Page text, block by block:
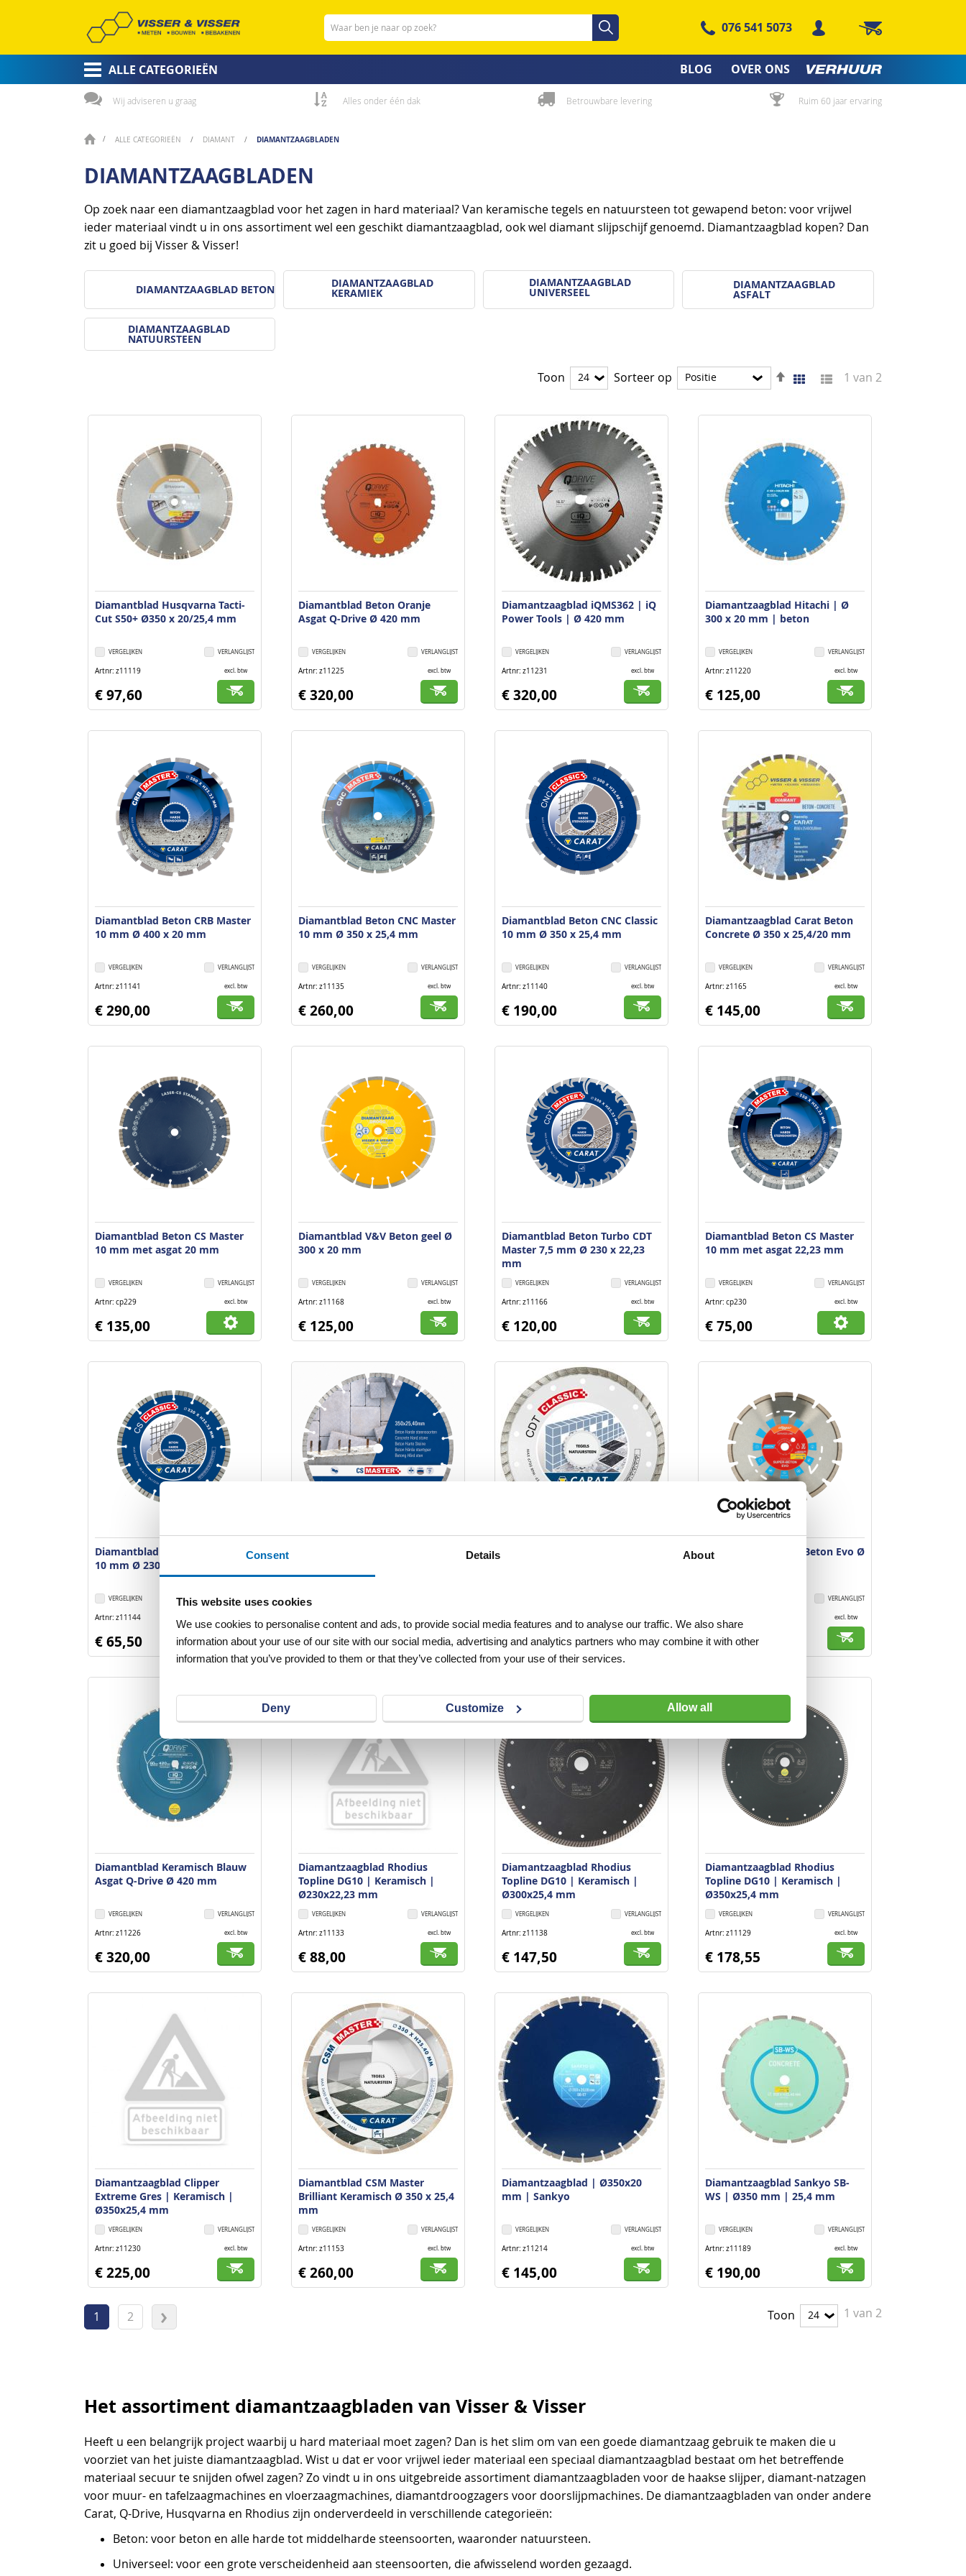
Consent Details About
This website uses cookies
We use cookies to personalise content and ads, to provide social media features and to analyse our traffic. We also share
information about your use of our site with our social media, advertising and analytics partners who may combine it with other
information that you’ve provided to them or that they’ve collected from your use of their services.
Deny Customize Allow all
Zoeken Zoeken
076 541 5073 Winkelwagen
ALLE CATEGORIEËN BLOG OVER ONS
Wij adviseren u graag Alles onder één dak Betrouwbare levering Ruim 60 jaar ervaring
ALLE CATEGORIEËN DIAMANT DIAMANTZAAGBLADEN
DIAMANTZAAGBLADEN
Op zoek naar een diamantzaagblad voor het zagen in hard materiaal? Van keramische tegels en natuursteen tot gewapend beton: voor vrijwel
ieder materiaal vindt u in ons assortiment wel een geschikt diamantzaagblad, ook wel diamant slijpschijf genoemd. Diamantzaagblad kopen? Dan
zit u goed bij Visser & Visser!
DIAMANTZAAGBLAD BETON DIAMANTZAAGBLAD
KERAMIEK
DIAMANTZAAGBLAD
UNIVERSEEL
DIAMANTZAAGBLAD
ASFALT
DIAMANTZAAGBLAD
NATUURSTEEN
Tonen
Foto-
tabel
Lijst
1 van 2
Toon Sorteer op
Van
naar
sorteren
Diamantblad Husqvarna Tacti-
Cut S50+ Ø350 x 20/25,4 mm
VERLANGLIJST
VERGELIJKEN
Artnr z11119 excl. btw
€ 97,60
Diamantblad Beton Oranje
Asgat Q-Drive Ø 420 mm
VERLANGLIJST
VERGELIJKEN
Artnr z11225 excl. btw
€ 320,00
Diamantzaagblad iQMS362 | iQ
Power Tools | Ø 420 mm
VERLANGLIJST
VERGELIJKEN
Artnr z11231 excl. btw
€ 320,00
Diamantzaagblad Hitachi | Ø
300 x 20 mm | beton
VERLANGLIJST
VERGELIJKEN
Artnr z11220 excl. btw
€ 125,00
Diamantblad Beton CRB Master
10 mm Ø 400 x 20 mm
VERLANGLIJST
VERGELIJKEN
Artnr z11141 excl. btw
€ 290,00
Diamantblad Beton CNC Master
10 mm Ø 350 x 25,4 mm
VERLANGLIJST
VERGELIJKEN
Artnr z11135 excl. btw
€ 260,00
Diamantblad Beton CNC Classic
10 mm Ø 350 x 25,4 mm
VERLANGLIJST
VERGELIJKEN
Artnr z11140 excl. btw
€ 190,00
Diamantzaagblad Carat Beton
Concrete Ø 350 x 25,4/20 mm
VERLANGLIJST
VERGELIJKEN
Artnr z1165 excl. btw
€ 145,00
Diamantblad Beton CS Master
10 mm met asgat 20 mm
VERLANGLIJST
VERGELIJKEN
Artnr cp229 excl. btw
€ 135,00
Diamantblad V&V Beton geel Ø
300 x 20 mm
VERLANGLIJST
VERGELIJKEN
Artnr z11168 excl. btw
€ 125,00
Diamantblad Beton Turbo CDT
Master 7,5 mm Ø 230 x 22,23
mm
VERLANGLIJST
VERGELIJKEN
Artnr z11166 excl. btw
€ 120,00
Diamantblad Beton CS Master
10 mm met asgat 22,23 mm
VERLANGLIJST
VERGELIJKEN
Artnr cp230 excl. btw
€ 75,00
Diamantblad Beton CS Classic
10 mm Ø 230 x 22,23 mm
VERLANGLIJST
VERGELIJKEN
Artnr z11144
€ 65,50
asgat
€ 219,30 € 88,00
Diamantblad Super Beton Evo Ø
VERLANGLIJST
excl. btw
€ 135,00
Diamantblad Keramisch Blauw
Asgat Q-Drive Ø 420 mm
VERLANGLIJST
VERGELIJKEN
Artnr z11226 excl. btw
€ 320,00
Diamantzaagblad Rhodius
Topline DG10 | Keramisch |
Ø230x22,23 mm
VERLANGLIJST
VERGELIJKEN
Artnr z11133 excl. btw
€ 88,00
Diamantzaagblad Rhodius
Topline DG10 | Keramisch |
Ø300x25,4 mm
VERLANGLIJST
VERGELIJKEN
Artnr z11138 excl. btw
€ 147,50
Diamantzaagblad Rhodius
Topline DG10 | Keramisch |
Ø350x25,4 mm
VERLANGLIJST
VERGELIJKEN
Artnr z11129 excl. btw
€ 178,55
Diamantzaagblad Clipper
Extreme Gres | Keramisch |
Ø350x25,4 mm
VERLANGLIJST
VERGELIJKEN
Artnr z11230 excl. btw
€ 225,00
Diamantblad CSM Master
Brilliant Keramisch Ø 350 x 25,4
mm
VERLANGLIJST
VERGELIJKEN
Artnr z11153 excl. btw
€ 260,00
Diamantzaagblad | Ø350x20
mm | Sankyo
VERLANGLIJST
VERGELIJKEN
Artnr z11214 excl. btw
€ 145,00
Diamantzaagblad Sankyo SB-
WS | Ø350 mm | 25,4 mm
VERLANGLIJST
VERGELIJKEN
Artnr z11189 excl. btw
€ 190,00
Pagina
U lees momenteel pagina
1 Pagina
2 1 van 2
Toon
Het assortiment diamantzaagbladen van Visser & Visser
Heeft u een belangrijk project waarbij u hard materiaal moet zagen? Dan is het slim om van een goede diamantzaag gebruik te maken die u
voorziet van het juiste diamantzaagblad. Wist u dat er voor vrijwel ieder materiaal een speciaal diamantzaagblad bestaat om het betreffende
materiaal secuur te snijden ofwel zagen? Zo vindt u in ons uitgebreide assortiment diamantzaagbladen voor de haakse slijper, diamant-natzagen
voor muur- en tafelzaagmachines en vloerzaagmachines, diamantdroogzagers voor doorslijpmachines. De diamantzaagbladen van onder andere
Carat, Q-Drive, Husqvarna en Rhodius zijn onderverdeeld in verschillende categorieën:
Beton: voor beton en alle harde tot middelharde steensoorten, waaronder natuursteen.
Universeel: voor een grote verscheidenheid aan steensoorten, die afwisselend worden gezaagd.